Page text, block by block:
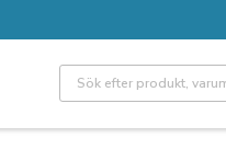
Site Search